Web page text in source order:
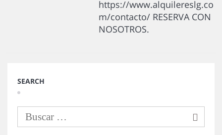
https://www.alquilereslg.co
m/contacto/ RESERVA CON
NOSOTROS.
SEARCH